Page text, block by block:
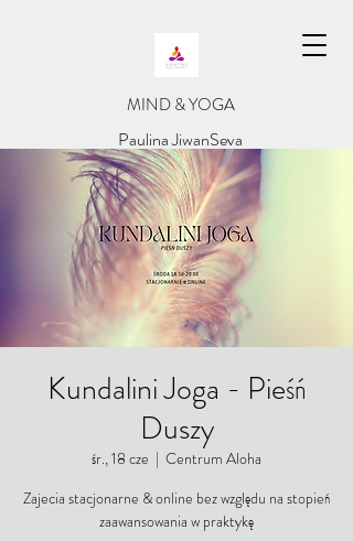
​MIND & YOGA
​Paulina JiwanSeva
Kundalini Joga - Pieśń
Duszy
śr., 18 cze
  |
Centrum Aloha
Zajecia stacjonarne & online bez względu na stopień
zaawansowania w praktykę